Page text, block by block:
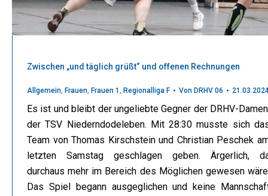
Zwischen „und täglich grüßt“ und offenen Rechnungen
Allgemein, Frauen, Frauen 1 , Regionalliga F Von DRHV 06
Es ist und bleibt der ungeliebte Gegner der DRHV-
der TSV Niederndodeleben. Mit 28:30 musste sich
Team von Thomas Kirschstein und Christian Peschek
letzten Samstag geschlagen geben. Ärgerlich,
durchaus mehr im Bereich des Möglichen gewesen
Das Spiel begann ausgeglichen und keine